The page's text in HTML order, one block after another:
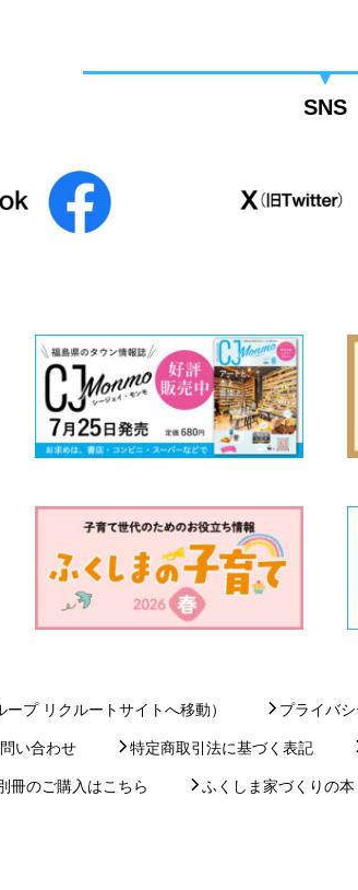
SNS
プ リクルートサイトへ移動） プライバ
い合わせ 特定商取引法に基づく表記
冊のご購入はこちら ふくしま家づくりの本